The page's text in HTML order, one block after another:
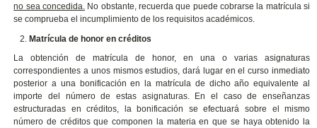
no sea concedida.No obstante, recuerda que puede cobrarse la matrícula si
se comprueba el incumplimiento de los requisitos académicos.
Matrícula de honor en créditos
La obtención de matrícula de honor, en una o varias asignaturas
correspondientes a unos mismos estudios, dará lugar en el curso inmediato
posterior a una bonificación en la matrícula de dicho año equivalente al
importe del número de estas asignaturas. En el caso de enseñanzas
estructuradas en créditos, la bonificación se efectuará sobre el mismo
número de créditos que componen la materia en que se haya obtenido la